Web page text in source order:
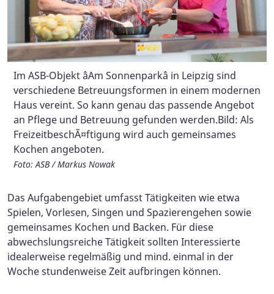
Im ASB-Objekt âAm Sonnenparkâ in Leipzig sind
verschiedene Betreuungsformen in einem modernen
Haus vereint. So kann genau das passende Angebot
an Pflege und Betreuung gefunden werden.Bild: Als
FreizeitbeschÃ¤ftigung wird auch gemeinsames
Kochen angeboten.
Foto: ASB / Markus Nowak
© Marcus Jacobi | http://marcusjacobi-
photography.com
Foto: ASB/B Bechtloff
Das Aufgabengebiet umfasst Tätigkeiten wie etwa
Spielen, Vorlesen, Singen und Spazierengehen sowie
gemeinsames Kochen und Backen. Für diese
abwechslungsreiche Tätigkeit sollten Interessierte
idealerweise regelmäßig und mind. einmal in der
Woche stundenweise Zeit aufbringen können.